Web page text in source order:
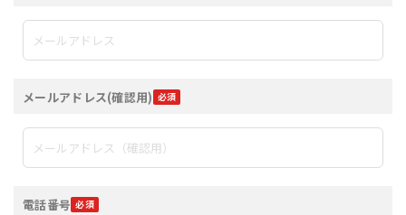
メールアドレス(確認用)
電話番号